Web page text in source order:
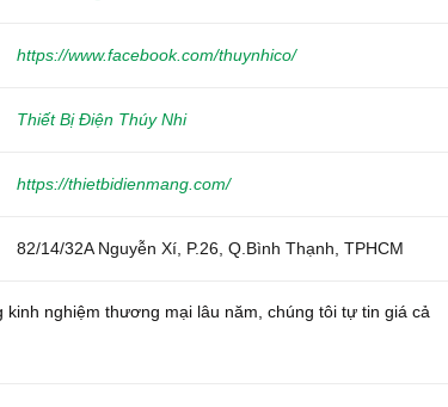
https://www.facebook.com/thuynhico/
Thiết Bị Điện Thúy Nhi
https://thietbidienmang.com/
82/14/32A Nguyễn Xí, P.26, Q.Bình Thạnh, TPHCM
nghiệm thương mại lâu năm, chúng tôi tự tin giá cả